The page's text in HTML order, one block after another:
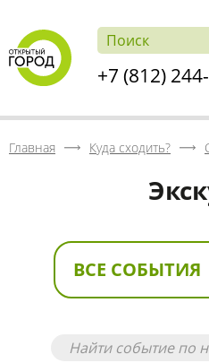
+7 (812)
Главная Куда сходить?
ВСЕ СОБЫТИЯ